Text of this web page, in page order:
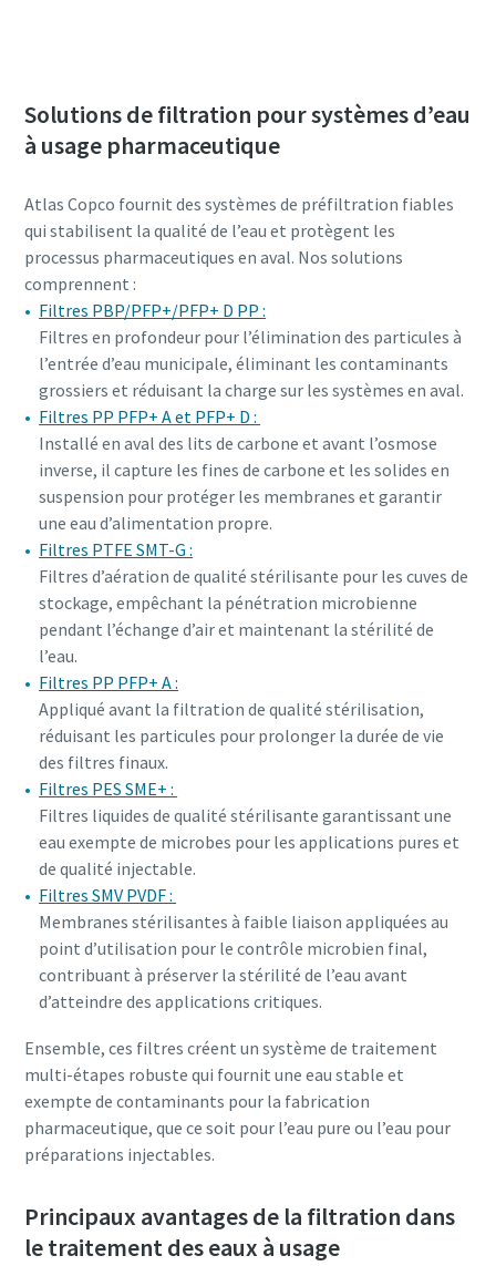
Solutions de filtration pour systèmes d’eau
à usage pharmaceutique
Atlas Copco fournit des systèmes de préfiltration fiables
qui stabilisent la qualité de l’eau et protègent les
processus pharmaceutiques en aval. Nos solutions
comprennent :
Filtres PBP/PFP+/PFP+ D PP :
Filtres en profondeur pour l’élimination des particules à
l’entrée d’eau municipale, éliminant les contaminants
grossiers et réduisant la charge sur les systèmes en aval.
Filtres PP PFP+ A et PFP+ D :
Installé en aval des lits de carbone et avant l’osmose
inverse, il capture les fines de carbone et les solides en
suspension pour protéger les membranes et garantir
une eau d’alimentation propre.
Filtres PTFE SMT-G :
Filtres d’aération de qualité stérilisante pour les cuves de
stockage, empêchant la pénétration microbienne
pendant l’échange d’air et maintenant la stérilité de
l’eau.
Filtres PP PFP+ A :
Appliqué avant la filtration de qualité stérilisation,
réduisant les particules pour prolonger la durée de vie
des filtres finaux.
Filtres PES SME+ :
Filtres liquides de qualité stérilisante garantissant une
eau exempte de microbes pour les applications pures et
de qualité injectable.
Filtres SMV PVDF :
Membranes stérilisantes à faible liaison appliquées au
point d’utilisation pour le contrôle microbien final,
contribuant à préserver la stérilité de l’eau avant
d’atteindre des applications critiques.
Ensemble, ces filtres créent un système de traitement
multi-étapes robuste qui fournit une eau stable et
exempte de contaminants pour la fabrication
pharmaceutique, que ce soit pour l’eau pure ou l’eau pour
préparations injectables.
Principaux avantages de la filtration dans
le traitement des eaux à usage